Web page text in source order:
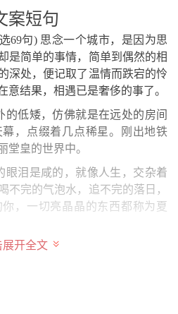
案短句
69句) 思念一个城市，是因为思
是简单的事情，简单到偶然的相
深处，便记取了温情而跌宕的怜
意结果，相遇已是奢侈的事了。
的低矮，仿佛就是在远处的房间
幕，点缀着几点稀星。刚出地铁
堂皇的世界中。
眼泪是咸的，就像人生，交杂着
不完的气泡水，追不完的落日，
，一切亮晶晶的东西都称为夏
友圈的句子有哪些?
工作，心情需要释放，哪怕出去
展开全文